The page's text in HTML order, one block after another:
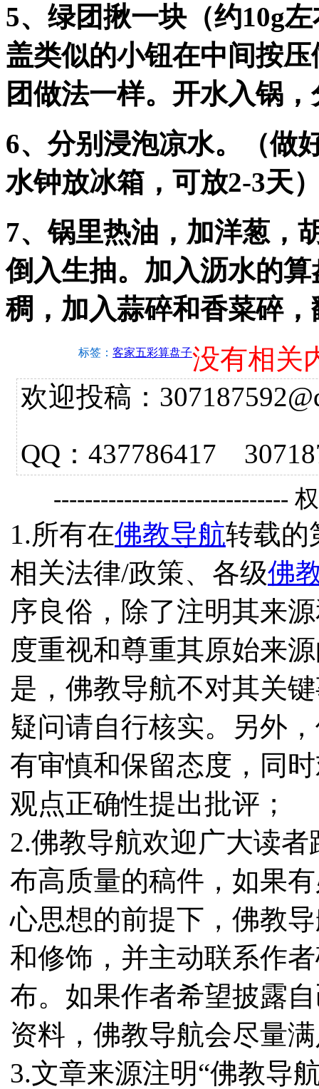
5、绿团揪一块（约10g
盖类似的小钮在中间按
团做法一样。开水入锅
6、分别浸泡凉水。（做
水钟放冰箱，可放2-3天
7、锅里热油，加洋葱，
倒入生抽。加入沥水的
稠，加入蒜碎和香菜碎
标签： 客家五彩算盘子没有相关
欢迎投稿：
QQ：437786417
------------------------------
1.所有在佛教导航转载的
相关法律/政策、各级佛
序良俗，除了注明其来
度重视和尊重其原始来
是，佛教导航不对其关
疑问请自行核实。另外
有审慎和保留态度，同
观点正确性提出批评；
2.佛教导航欢迎广大读
布高质量的稿件，如果
心思想的前提下，佛教
和修饰，并主动联系作
布。如果作者希望披露
资料，佛教导航会尽量
3.文章来源注明“佛教导